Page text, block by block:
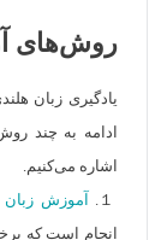
روش‌های
یادگیری زبان
ادامه به چند
اشاره می‌کنیم.
１.
آموزش زبان